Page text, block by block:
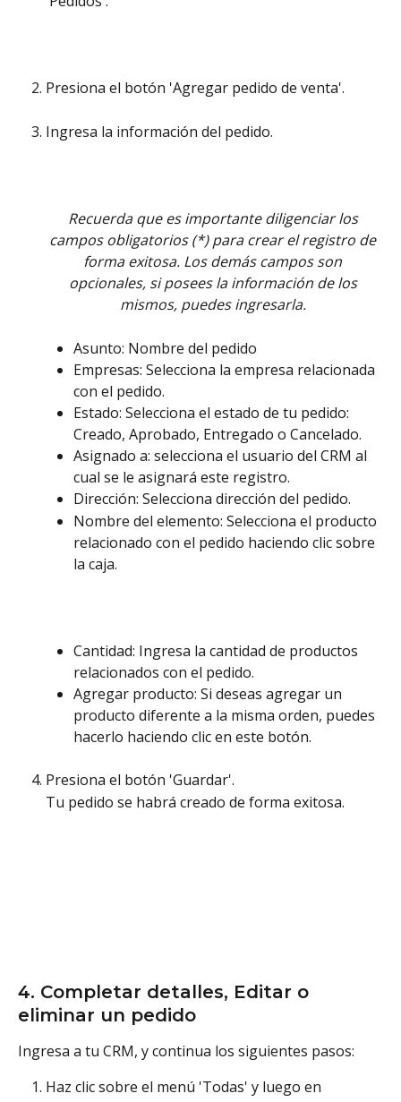
Presiona el botón 'Agregar pedido de venta'.
Ingresa la información del pedido.
Recuerda que es importante diligenciar los
campos obligatorios (*) para crear el registro de
forma exitosa. Los demás campos son
opcionales, si posees la información de los
mismos, puedes ingresarla.
Asunto: Nombre del pedido
Empresas: Selecciona la empresa relacionada
con el pedido.
Estado: Selecciona el estado de tu pedido:
Creado, Aprobado, Entregado o Cancelado.
Asignado a: selecciona el usuario del CRM al
cual se le asignará este registro.
Dirección: Selecciona dirección del pedido.
Nombre del elemento: Selecciona el producto
relacionado con el pedido haciendo clic sobre
la caja.
Cantidad: Ingresa la cantidad de productos
relacionados con el pedido.
Agregar producto: Si deseas agregar un
producto diferente a la misma orden, puedes
hacerlo haciendo clic en este botón.
Presiona el botón 'Guardar'.
Tu pedido se habrá creado de forma exitosa.
4. Completar detalles, Editar o
eliminar un pedido
Ingresa a tu CRM, y continua los siguientes pasos:
Haz clic sobre el menú 'Todas' y luego en